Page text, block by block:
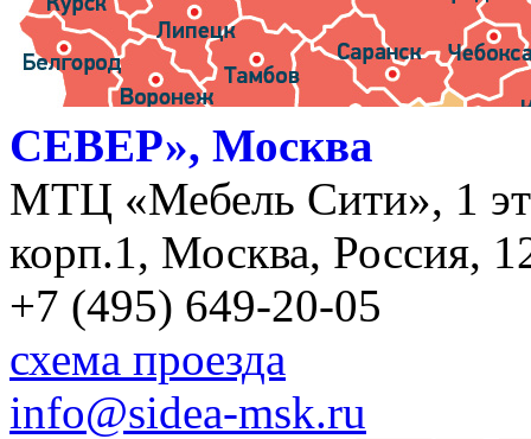
СЕВЕР», Москва
МТЦ «Мебель Сити», 1
корп.1, Москва, Россия,
+7 (495) 649-20-05
схема проезда
info@sidea-msk.ru